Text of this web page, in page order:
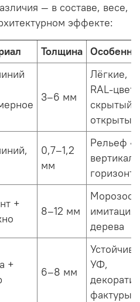
— в составе, весе,
эффекте:
Толщина
3–6 мм
Лёгкие,
RAL-
скрытый/
0,7–1,2
мм
Рельеф
+
8–12 мм
дерева
+
6–8 мм
УФ,
фактуры